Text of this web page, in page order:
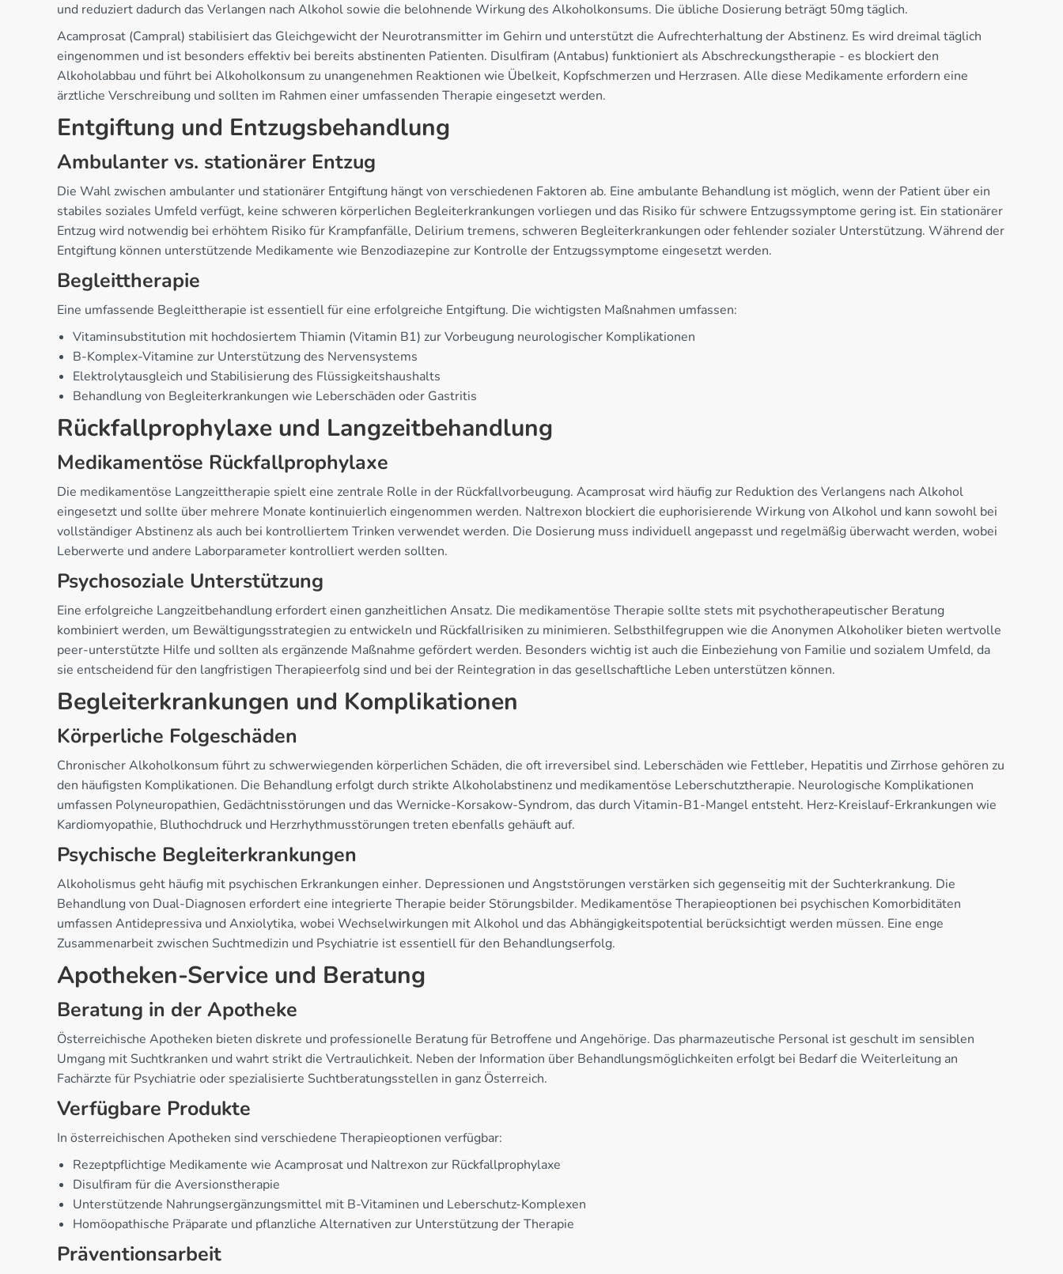
und reduziert dadurch das Verlangen nach Alkohol sowie die belohnende Wirkung des Alkoholkonsums. Die übliche Dosierung beträgt 50mg täglich.
Acamprosat (Campral) stabilisiert das Gleichgewicht der Neurotransmitter im Gehirn und unterstützt die Aufrechterhaltung der Abstinenz. Es wird dreimal täglich
eingenommen und ist besonders effektiv bei bereits abstinenten Patienten. Disulfiram (Antabus) funktioniert als Abschreckungstherapie - es blockiert den
Alkoholabbau und führt bei Alkoholkonsum zu unangenehmen Reaktionen wie Übelkeit, Kopfschmerzen und Herzrasen. Alle diese Medikamente erfordern eine
ärztliche Verschreibung und sollten im Rahmen einer umfassenden Therapie eingesetzt werden.
Entgiftung und Entzugsbehandlung
Ambulanter vs. stationärer Entzug
Die Wahl zwischen ambulanter und stationärer Entgiftung hängt von verschiedenen Faktoren ab. Eine ambulante Behandlung ist möglich, wenn der Patient über ein
stabiles soziales Umfeld verfügt, keine schweren körperlichen Begleiterkrankungen vorliegen und das Risiko für schwere Entzugssymptome gering ist. Ein stationärer
Entzug wird notwendig bei erhöhtem Risiko für Krampfanfälle, Delirium tremens, schweren Begleiterkrankungen oder fehlender sozialer Unterstützung. Während der
Entgiftung können unterstützende Medikamente wie Benzodiazepine zur Kontrolle der Entzugssymptome eingesetzt werden.
Begleittherapie
Eine umfassende Begleittherapie ist essentiell für eine erfolgreiche Entgiftung. Die wichtigsten Maßnahmen umfassen:
Vitaminsubstitution mit hochdosiertem Thiamin (Vitamin B1) zur Vorbeugung neurologischer Komplikationen
B-Komplex-Vitamine zur Unterstützung des Nervensystems
Elektrolytausgleich und Stabilisierung des Flüssigkeitshaushalts
Behandlung von Begleiterkrankungen wie Leberschäden oder Gastritis
Rückfallprophylaxe und Langzeitbehandlung
Medikamentöse Rückfallprophylaxe
Die medikamentöse Langzeittherapie spielt eine zentrale Rolle in der Rückfallvorbeugung. Acamprosat wird häufig zur Reduktion des Verlangens nach Alkohol
eingesetzt und sollte über mehrere Monate kontinuierlich eingenommen werden. Naltrexon blockiert die euphorisierende Wirkung von Alkohol und kann sowohl bei
vollständiger Abstinenz als auch bei kontrolliertem Trinken verwendet werden. Die Dosierung muss individuell angepasst und regelmäßig überwacht werden, wobei
Leberwerte und andere Laborparameter kontrolliert werden sollten.
Psychosoziale Unterstützung
Eine erfolgreiche Langzeitbehandlung erfordert einen ganzheitlichen Ansatz. Die medikamentöse Therapie sollte stets mit psychotherapeutischer Beratung
kombiniert werden, um Bewältigungsstrategien zu entwickeln und Rückfallrisiken zu minimieren. Selbsthilfegruppen wie die Anonymen Alkoholiker bieten wertvolle
peer-unterstützte Hilfe und sollten als ergänzende Maßnahme gefördert werden. Besonders wichtig ist auch die Einbeziehung von Familie und sozialem Umfeld, da
sie entscheidend für den langfristigen Therapieerfolg sind und bei der Reintegration in das gesellschaftliche Leben unterstützen können.
Begleiterkrankungen und Komplikationen
Körperliche Folgeschäden
Chronischer Alkoholkonsum führt zu schwerwiegenden körperlichen Schäden, die oft irreversibel sind. Leberschäden wie Fettleber, Hepatitis und Zirrhose gehören zu
den häufigsten Komplikationen. Die Behandlung erfolgt durch strikte Alkoholabstinenz und medikamentöse Leberschutztherapie. Neurologische Komplikationen
umfassen Polyneuropathien, Gedächtnisstörungen und das Wernicke-Korsakow-Syndrom, das durch Vitamin-B1-Mangel entsteht. Herz-Kreislauf-Erkrankungen wie
Kardiomyopathie, Bluthochdruck und Herzrhythmusstörungen treten ebenfalls gehäuft auf.
Psychische Begleiterkrankungen
Alkoholismus geht häufig mit psychischen Erkrankungen einher. Depressionen und Angststörungen verstärken sich gegenseitig mit der Suchterkrankung. Die
Behandlung von Dual-Diagnosen erfordert eine integrierte Therapie beider Störungsbilder. Medikamentöse Therapieoptionen bei psychischen Komorbiditäten
umfassen Antidepressiva und Anxiolytika, wobei Wechselwirkungen mit Alkohol und das Abhängigkeitspotential berücksichtigt werden müssen. Eine enge
Zusammenarbeit zwischen Suchtmedizin und Psychiatrie ist essentiell für den Behandlungserfolg.
Apotheken-Service und Beratung
Beratung in der Apotheke
Österreichische Apotheken bieten diskrete und professionelle Beratung für Betroffene und Angehörige. Das pharmazeutische Personal ist geschult im sensiblen
Umgang mit Suchtkranken und wahrt strikt die Vertraulichkeit. Neben der Information über Behandlungsmöglichkeiten erfolgt bei Bedarf die Weiterleitung an
Fachärzte für Psychiatrie oder spezialisierte Suchtberatungsstellen in ganz Österreich.
Verfügbare Produkte
In österreichischen Apotheken sind verschiedene Therapieoptionen verfügbar:
Rezeptpflichtige Medikamente wie Acamprosat und Naltrexon zur Rückfallprophylaxe
Disulfiram für die Aversionstherapie
Unterstützende Nahrungsergänzungsmittel mit B-Vitaminen und Leberschutz-Komplexen
Homöopathische Präparate und pflanzliche Alternativen zur Unterstützung der Therapie
Präventionsarbeit